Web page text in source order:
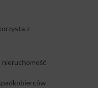
z
nieruchomość